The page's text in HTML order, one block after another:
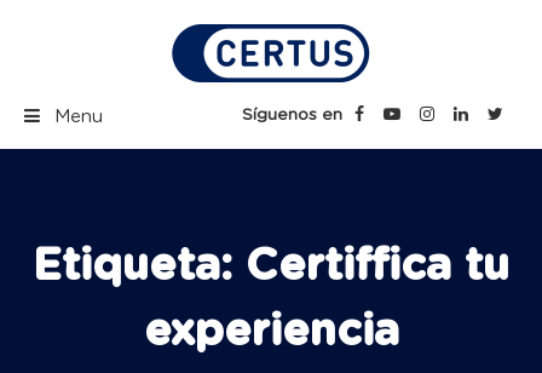
Certus Blog | Carreras
Menu Síguenos en
Etiqueta: Certiffica tu
experiencia